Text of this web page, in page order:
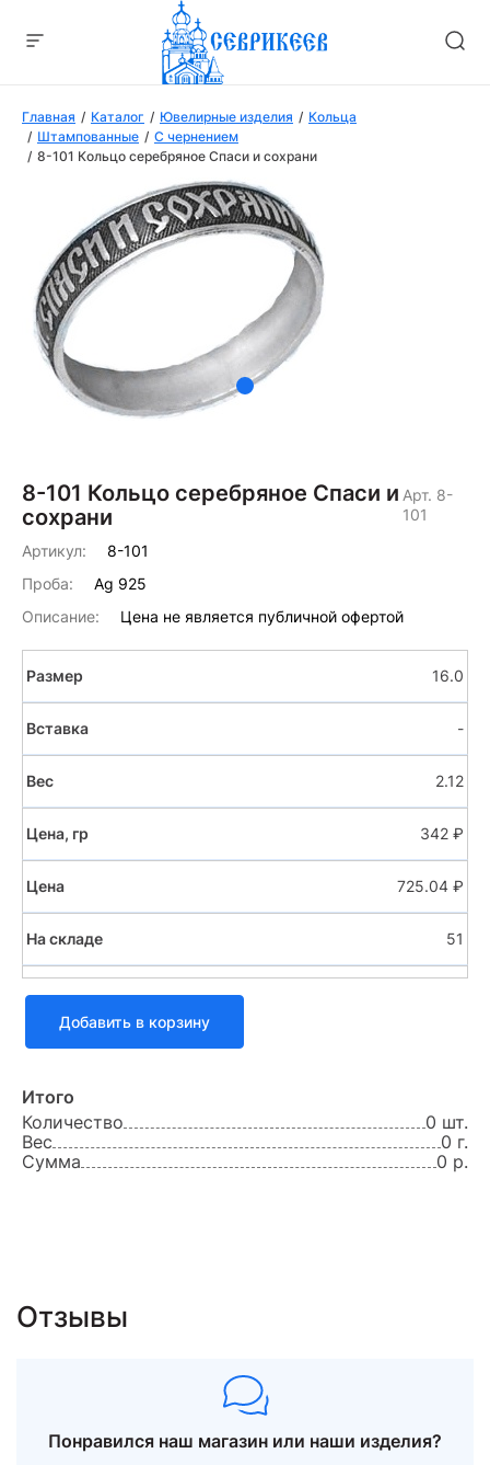
Главная Каталог Ювелирные изделия
Кольца
Штампованные
С чернением
8-101 Кольцо серебряное Спаси и сохрани
8-101 Кольцо серебряное Спаси и
сохрани
Арт. 8-
101
Артикул:
8-101
Проба:
Ag 925
Описание:
Цена не является публичной офертой
16.0
-
2.12
342 ₽
725.04 ₽
51
2.17
17.0
Добавить в корзину
Итого
Количество
0 шт.
Вес
0 г.
Сумма
0 р.
Отзывы
Понравился наш магазин или наши изделия?